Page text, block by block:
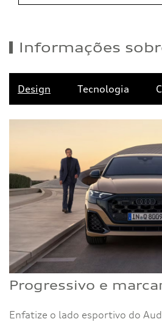
Informações
Design Tecnologia
Progressivo e
Enfatize o lado esportivo do